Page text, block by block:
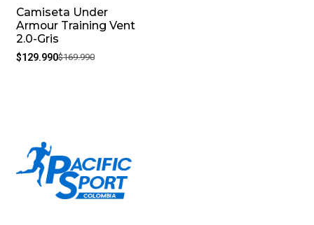
-24%
Camiseta Under
Armour Training Vent
2.0-Gris
$129.990$169.990